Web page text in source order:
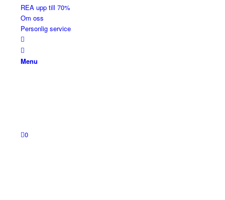
REA upp till 70%
Om oss
Personlig service
Menu
0